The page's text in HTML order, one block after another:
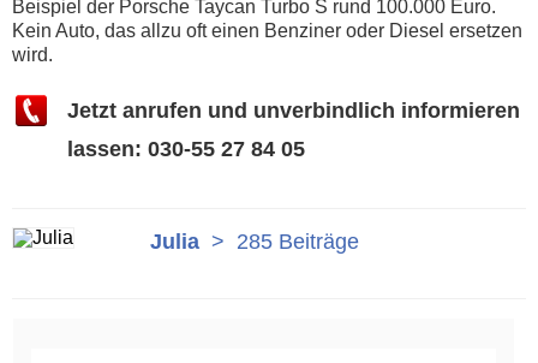
Beispiel der Porsche Taycan Turbo S rund 100.000 Euro.
Kein Auto, das allzu oft einen Benziner oder Diesel ersetzen
wird.
Jetzt anrufen und unverbindlich informieren
lassen: 030-55 27 84 05
Julia > 285 Beiträge